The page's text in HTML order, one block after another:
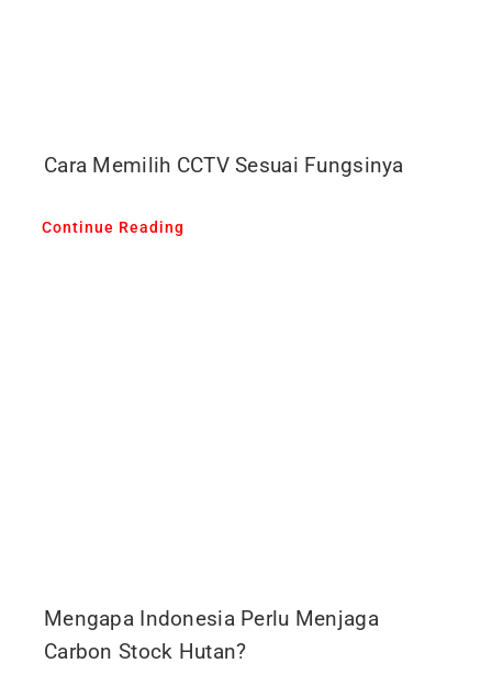
Cara Memilih CCTV Sesuai Fungsinya
Continue Reading
Mengapa Indonesia Perlu Menjaga
Carbon Stock Hutan?